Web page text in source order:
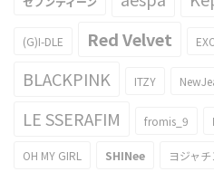
(G)I-DLE Red Velvet
BLACKPINK ITZY
LE SSERAFIM fromis_9
OH MY GIRL SHINee ヨジャ